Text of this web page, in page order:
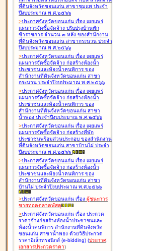
ที่ดินจังหวัดขอนแก่น สาขาชุมแพ ประจำ
ปีงบประมาณ พ.ศ.๒๕๖๖
>ประกาศจังหวัดขอนแก่น เรื่อง เผยแพร่
แผนการจัดซื้อจัดจ้าง ปรับปรุงบ้านพัก
ข้าราชการ จำนวน ๓ หลัง ของสำนักงาน
ที่ดินจังหวัดขอนแก่น สาขากระนวน ประจำ
ปีงบประมาณ พ.ศ.๒๕๖๖
>ประกาศจังหวัดขอนแก่น เรื่อง เผยแพร่
แผนการจัดซื้อจัดจ้าง ก่อสร้างห้องน้ำ
ประชาชนและห้องน้ำคนพิการ ของ
สำนักงานที่ดินจังหวัดขอนแก่น สาขา
กระนวน ประจำปีงบประมาณ พ.ศ.๒๕๖๖
>ประกาศจังหวัดขอนแก่น เรื่อง เผยแพร่
แผนการจัดซื้อจัดจ้าง ก่อสร้างห้องน้ำ
ประชาชนและห้องน้ำคนพิการ ของ
สำนักงานที่ดินจังหวัดขอนแก่น สาขา
น้ำพอง ประจำปีงบประมาณ พ.ศ.๒๕๖๖
>ประกาศจังหวัดขอนแก่น เรื่อง เผยแพร่
แผนการจัดซื้อจัดจ้าง ก่อสร้างที่พัก
ประชาชนพร้อมส่วนประกอบ ของสำนักงาน
ที่ดินจังหวัดขอนแก่น สาขาบ้านไผ่ ประจำ
ปีงบประมาณ พ.ศ.๒๕๖๖
>ประกาศจังหวัดขอนแก่น เรื่อง เผยแพร่
แผนการจัดซื้อจัดจ้าง ก่อสร้างห้องน้ำ
ประชาชนและห้องน้ำคนพิการ ของ
สำนักงานที่ดินจังหวัดขอนแก่น สาขา
บ้านไผ่ ประจำปีงบประมาณ พ.ศ.๒๕๖๖
>ประกาศจังหวัดขอนแก่น เรื่อง ผู้ชนะการ
ขายทอดตลาดพัสดุ
>ประกาศจังหวัดขอนแก่น เรื่อง ประกวด
ราคาจ้างก่อสร้างห้องน้ำประชาชนและ
ห้องน้ำคนพิการ สำนักงานที่ดินจังหวัด
ขอนแก่น สาขาน้ำพอง ด้วยวิธีประกวด
ราคาอิเล็กทรอนิกส์ (e-bidding) (ประกาศ,
เอกสารประกวดราคา)